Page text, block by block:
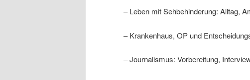
– Leben mit Sehbehinderung: Alltag,
– Krankenhaus, OP und
– Journalismus: Vorbereitung,